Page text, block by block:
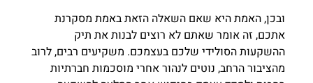
ובכן, האמת היא שאם השאלה הזאת באמת מסקרנת
אתכם, זה אומר שאתם לא רוצים לבנות את תיק
ההשקעות הסולידי שלכם בעצמכם. משקיעים רבים, לרוב
מהציבור הרחב, נוטים לנהור אחרי מוסכמות חברתיות